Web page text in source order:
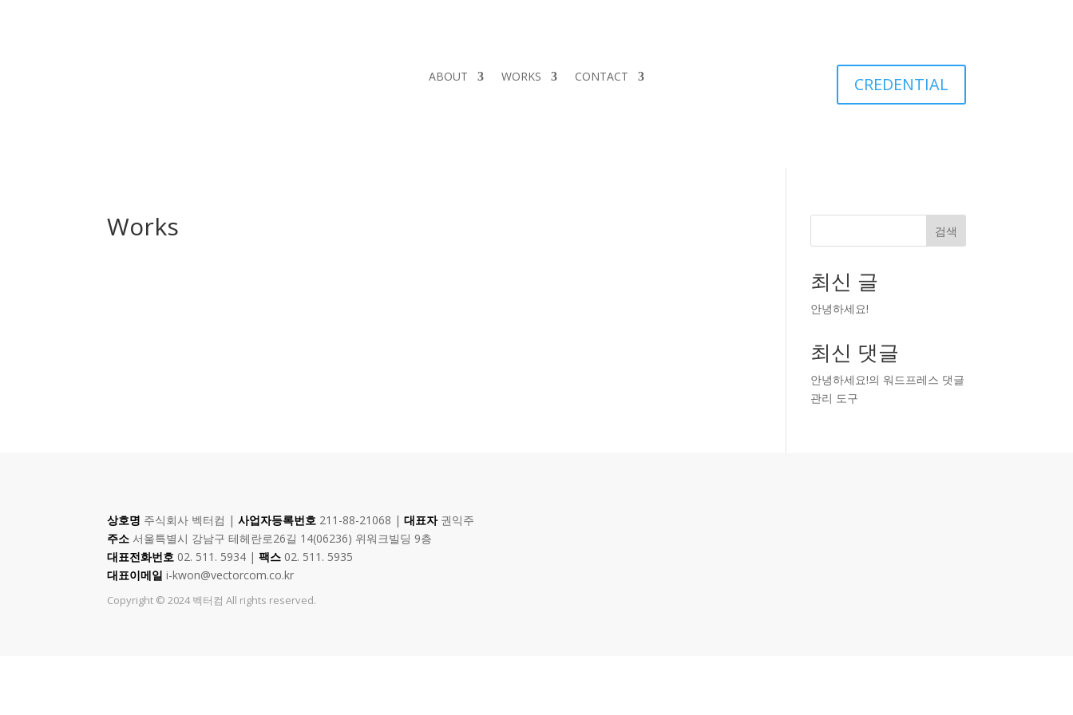
ABOUT WORKS CONTACT CREDENTIAL
Works 검색
최신 글
안녕하세요!
최신 댓글
안녕하세요!의워드프레스 댓글
관리 도구
상호명 주식회사 벡터컴 |사업자등록번호 211-88-21068 |대표자 권익주
주소 서울특별시 강남구 테헤란로26길 14(06236) 위워크빌딩 9층
대표전화번호 02. 511. 5934 |팩스 02. 511. 5935
대표이메일 i-kwon@vectorcom.co.kr
Copyright © 2024 벡터컴 All rights reserved.